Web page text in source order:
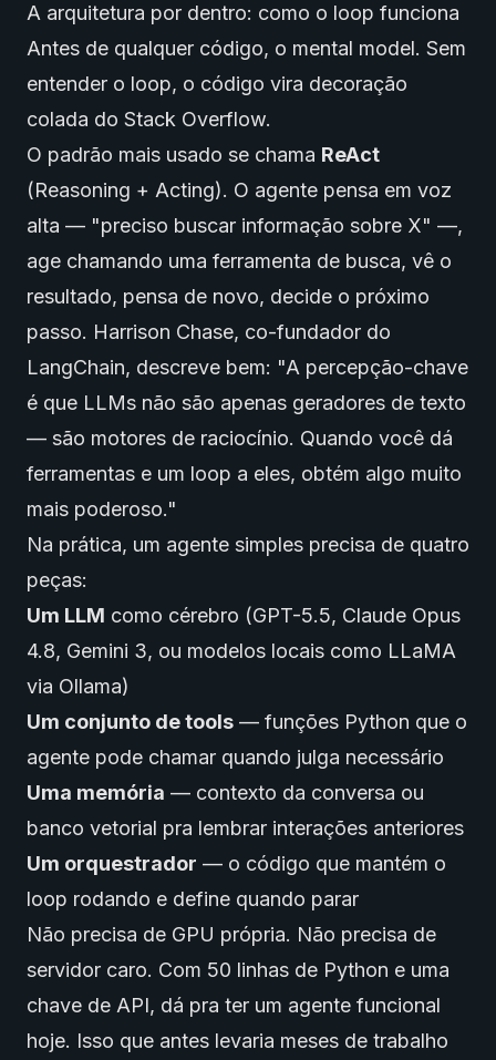
A arquitetura por dentro: como o loop funciona
Antes de qualquer código, o mental model. Sem
entender o loop, o código vira decoração
colada do Stack Overflow.
O padrão mais usado se chama ReAct
(Reasoning + Acting). O agente pensa em voz
alta — "preciso buscar informação sobre X" —,
age chamando uma ferramenta de busca, vê o
resultado, pensa de novo, decide o próximo
passo. Harrison Chase, co-fundador do
LangChain, descreve bem: "A percepção-chave
é que LLMs não são apenas geradores de texto
— são motores de raciocínio. Quando você dá
ferramentas e um loop a eles, obtém algo muito
mais poderoso."
Na prática, um agente simples precisa de quatro
peças:
Um LLM como cérebro (GPT-5.5, Claude Opus
4.8, Gemini 3, ou modelos locais como LLaMA
via Ollama)
Um conjunto de tools — funções Python que o
agente pode chamar quando julga necessário
Uma memória — contexto da conversa ou
banco vetorial pra lembrar interações anteriores
Um orquestrador — o código que mantém o
loop rodando e define quando parar
Não precisa de GPU própria. Não precisa de
servidor caro. Com 50 linhas de Python e uma
chave de API, dá pra ter um agente funcional
hoje. Isso que antes levaria meses de trabalho